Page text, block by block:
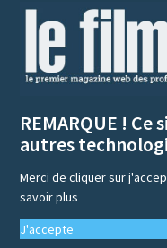
REMARQUE !
autres
Merci de cliquer sur
savoir plus
J'accepte